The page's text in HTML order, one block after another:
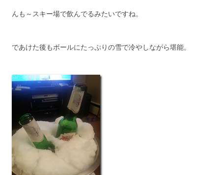
んも～スキー場で飲んでるみたいですね。
であけた後もボールにたっぷりの雪で冷やしながら堪能。